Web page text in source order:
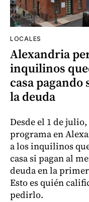
LOCALES
Alexandria
inquilinos
casa pagando
la deuda
Desde el 1 de
programa en
a los inquilinos
casa si pagan al
deuda en la
Esto es quién
pedirlo.